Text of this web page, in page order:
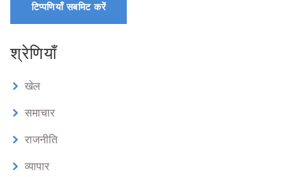
टिप्पणियाँ सबमिट करें
श्रेणियाँ
खेल
समाचार
राजनीति
व्यापार